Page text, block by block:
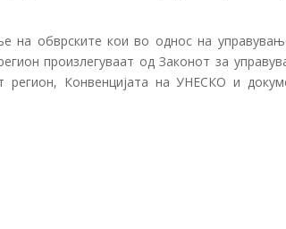
на обврските кои во однос на
произлегуваат од Законот за
регион, Конвенцијата на УНЕСКО и